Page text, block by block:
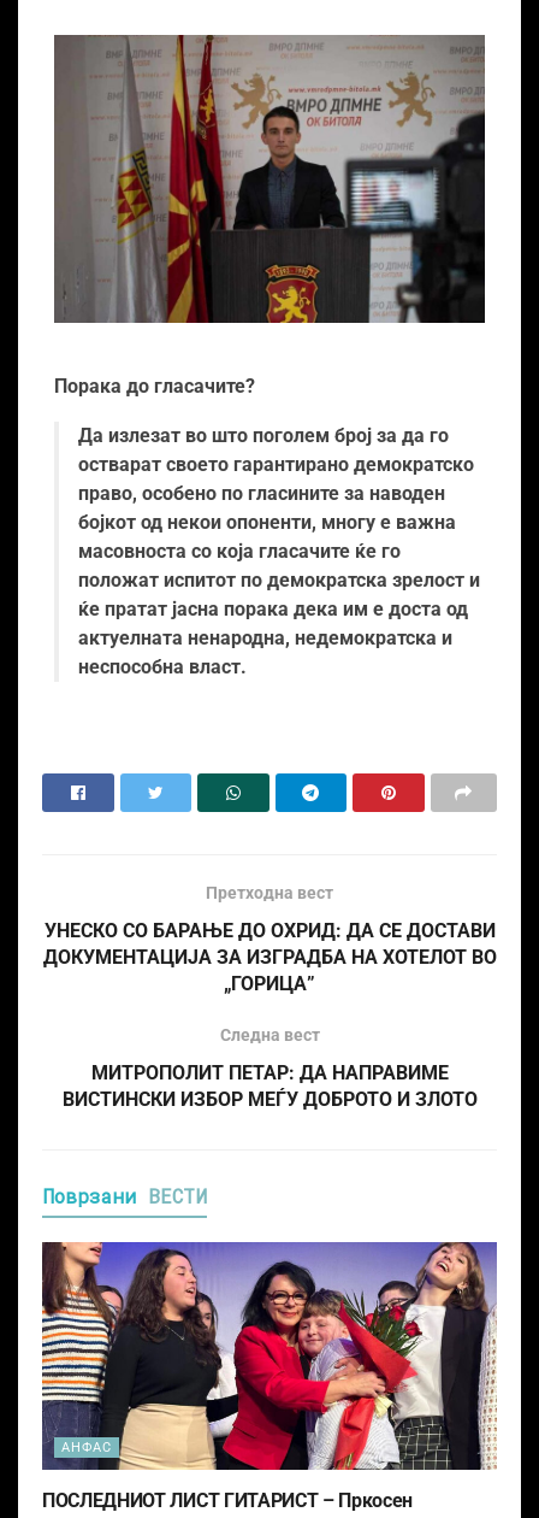
Порака до гласачите?
Да излезат во што поголем број за да го
остварат своето гарантирано демократско
право, особено по гласините за наводен
бојкот од некои опоненти, многу е важна
масовноста со која гласачите ќе го
положат испитот по демократска зрелост и
ќе пратат јасна порака дека им е доста од
актуелната ненародна, недемократска и
неспособна власт.
Претходна вест
УНЕСКО СО БАРАЊЕ ДО ОХРИД: ДА СЕ ДОСТАВИ
ДОКУМЕНТАЦИЈА ЗА ИЗГРАДБА НА ХОТЕЛОТ ВО
„ГОРИЦА”
Следна вест
МИТРОПОЛИТ ПЕТАР: ДА НАПРАВИМЕ
ВИСТИНСКИ ИЗБОР МЕЃУ ДОБРОТО И ЗЛОТО
Поврзани ВЕСТИ
АНФАС
ПОСЛЕДНИОТ ЛИСТ ГИТАРИСТ – Пркосен